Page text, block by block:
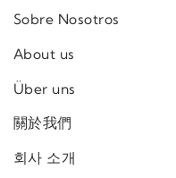
Sobre Nosotros
About us
Über uns
關於我們
회사 소개